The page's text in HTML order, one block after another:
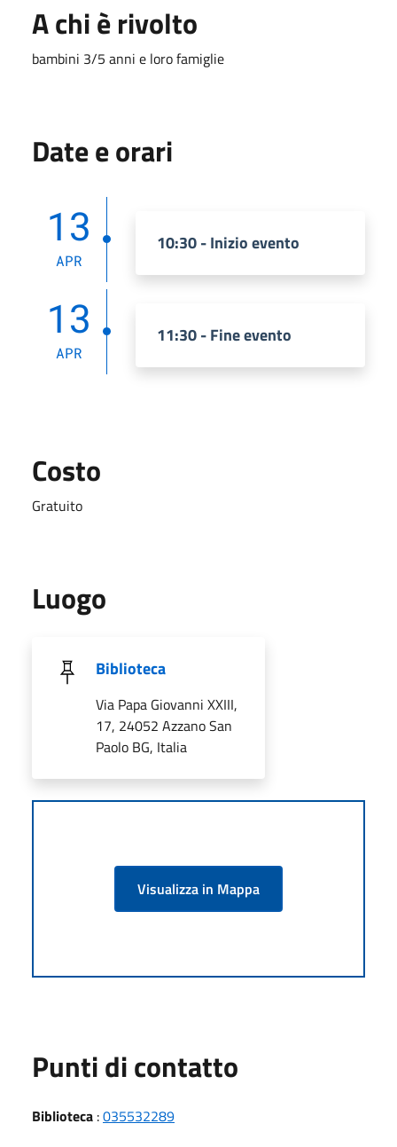
A chi è rivolto
bambini 3/5 anni e loro famiglie
Date e orari
13
APR
10:30 - Inizio evento
13
APR
11:30 - Fine evento
Costo
Gratuito
Luogo
Biblioteca
Via Papa Giovanni XXIII,
17, 24052 Azzano San
Paolo BG, Italia
Visualizza in Mappa
Punti di contatto
Biblioteca :035532289